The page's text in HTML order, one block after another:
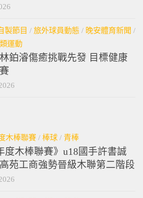
製節目 / 旅外球員動態 / 晚安體育新聞 /
運動
鉑濬傷癒挑戰先發 目標健康
木棒聯賽 / 棒球 / 青棒
度木棒聯賽》u18國手許書誠
苑工商強勢晉級木聯第二階段